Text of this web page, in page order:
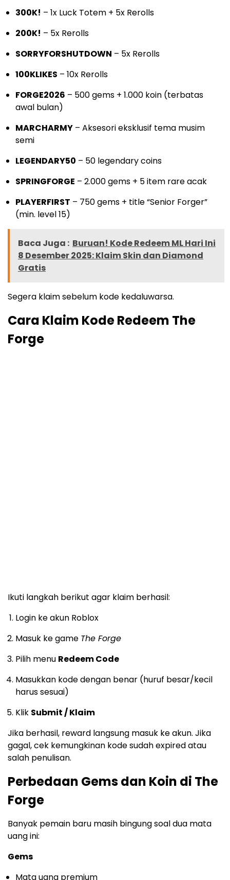
300K! – 1x Luck Totem + 5x Rerolls
200K! – 5x Rerolls
SORRYFORSHUTDOWN – 5x Rerolls
100KLIKES – 10x Rerolls
FORGE2026 – 500 gems + 1.000 koin (terbatas
awal bulan)
MARCHARMY – Aksesori eksklusif tema musim
semi
LEGENDARY50 – 50 legendary coins
SPRINGFORGE – 2.000 gems + 5 item rare acak
PLAYERFIRST – 750 gems + title “Senior Forger”
(min. level 15)
Baca Juga : Buruan! Kode Redeem ML Hari Ini
8 Desember 2025: Klaim Skin dan Diamond
Gratis
Segera klaim sebelum kode kedaluwarsa.
Cara Klaim Kode Redeem The
Forge
Ikuti langkah berikut agar klaim berhasil:
Login ke akun Roblox
Masuk ke game The Forge
Pilih menu Redeem Code
Masukkan kode dengan benar (huruf besar/kecil
harus sesuai)
Klik Submit / Klaim
Jika berhasil, reward langsung masuk ke akun. Jika
gagal, cek kemungkinan kode sudah expired atau
salah penulisan.
Perbedaan Gems dan Koin di The
Forge
Banyak pemain baru masih bingung soal dua mata
uang ini:
Gems
Mata uang premium